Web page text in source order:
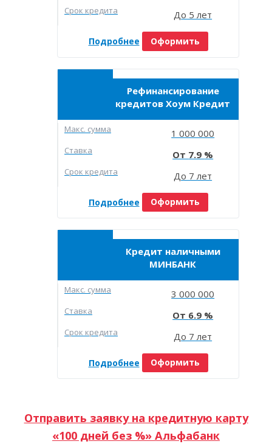
Срок кредита До 5 лет
Подробнее Оформить
Рефинансирование
кредитов Хоум Кредит
Макc. сумма 1 000 000
Ставка 7.9
Срок кредита До 7 лет
Подробнее Оформить
Кредит наличными
МИНБАНК
Макc. сумма 3 000 000
Ставка 6.9
Срок кредита До 7 лет
Подробнее Оформить
Отправить заявку на кредитную карту
«100 дней без %» Альфабанк